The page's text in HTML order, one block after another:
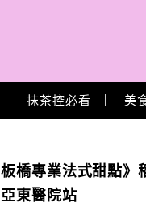
Main Menu
抹茶控必看 美
Ensemble Pâtisserie
板橋專業法式甜點》
亞東醫院站